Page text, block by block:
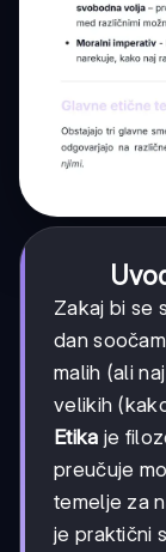
Zakaj bi se
dan
malih (ali
velikih
Etika je
preučuje
temelje za
je praktični